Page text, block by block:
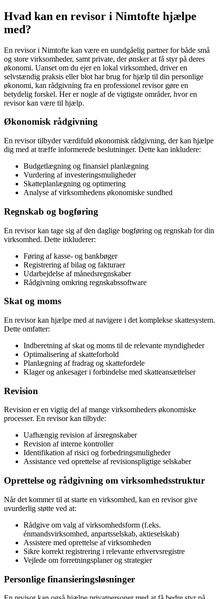
Hvad kan en revisor i Nimtofte hjælpe
med?
En revisor i Nimtofte kan være en uundgåelig partner for både små
og store virksomheder, samt private, der ønsker at få styr på deres
økonomi. Uanset om du ejer en lokal virksomhed, driver en
selvstændig praksis eller blot har brug for hjælp til din personlige
økonomi, kan rådgivning fra en professionel revisor gøre en
betydelig forskel. Her er nogle af de vigtigste områder, hvor en
revisor kan være til hjælp.
Økonomisk rådgivning
En revisor tilbyder værdifuld økonomisk rådgivning, der kan hjælpe
dig med at træffe informerede beslutninger. Dette kan inkludere:
Budgetlægning og finansiel planlægning
Vurdering af investeringsmuligheder
Skatteplanlægning og optimering
Analyse af virksomhedens økonomiske sundhed
Regnskab og bogføring
En revisor kan tage sig af den daglige bogføring og regnskab for din
virksomhed. Dette inkluderer:
Føring af kasse- og bankbøger
Registrering af bilag og fakturaer
Udarbejdelse af månedsregnskaber
Rådgivning omkring regnskabssoftware
Skat og moms
En revisor kan hjælpe med at navigere i det komplekse skattesystem.
Dette omfatter:
Indberetning af skat og moms til de relevante myndigheder
Optimalisering af skatteforhold
Planlægning af fradrag og skattefordele
Klager og ankesager i forbindelse med skatteansættelser
Revision
Revision er en vigtig del af mange virksomheders økonomiske
processer. En revisor kan tilbyde:
Uafhængig revision af årsregnskaber
Revision af interne kontroller
Identifikation af risici og forbedringsmuligheder
Assistance ved oprettelse af revisionspligtige selskaber
Oprettelse og rådgivning om virksomhedsstruktur
Når det kommer til at starte en virksomhed, kan en revisor give
uvurderlig støtte ved at:
Rådgive om valg af virksomhedsform (f.eks.
énmandsvirksomhed, anpartsselskab, aktieselskab)
Assistere med oprettelse af virksomheden
Sikre korrekt registrering i relevante erhvervsregistre
Vejlede om forretningsplaner og strategier
Personlige finansieringsløsninger